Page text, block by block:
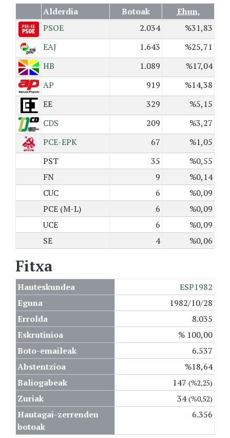
Alderdia Botoak
Ehun.
PSOE
2.034
%31,83
EAJ
1.643
%25,71
HB
1.089
%17,04
AP
919
%14,38
EE
329
%5,15
CDS
209
%3,27
PCE-EPK
67
%1,05
PST
35
%0,55
FN
9
%0,14
CUC
6
%0,09
PCE (M-L)
6
%0,09
UCE
6
%0,09
SE
4 %0,06
Fitxa
Hauteskundea
ESP1982
Eguna
1982/10/28
Errolda
8.035
Eskrutinioa
% 100,00
Boto-emaileak
6.537
Abstentzioa
%18,64
Baliogabeak
147 (%2,25)
Zuriak 34(%0,52)
Hautagai-zerrenden
botoak
6.356